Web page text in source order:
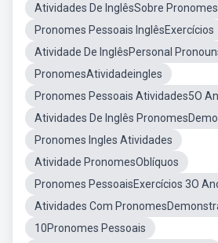
Atividades De InglêsSobre
Pronomes Pessoais InglêsExercícios
Atividade De InglêsPersonal
PronomesAtividadeingles
Pronomes Pessoais Atividades5O
Atividades De Inglês
Pronomes Ingles Atividades
Atividade PronomesOblíquos
Pronomes PessoaisExercícios 3O
Atividades Com
10Pronomes Pessoais